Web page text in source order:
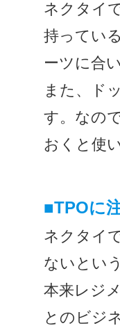
ネクタイ
持ってい
ーツに合
また、ド
す。なの
おくと使
■TPOに
ネクタイ
ないとい
本来レジ
とのビジ